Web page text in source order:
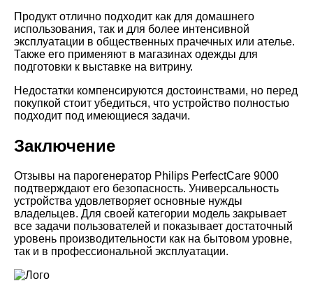
Продукт отлично подходит как для домашнего
использования, так и для более интенсивной
эксплуатации в общественных прачечных или ателье.
Также его применяют в магазинах одежды для
подготовки к выставке на витрину.
Недостатки компенсируются достоинствами, но перед
покупкой стоит убедиться, что устройство полностью
подходит под имеющиеся задачи.
Заключение
Отзывы на парогенератор Philips PerfectCare 9000
подтверждают его безопасность. Универсальность
устройства удовлетворяет основные нужды
владельцев. Для своей категории модель закрывает
все задачи пользователей и показывает достаточный
уровень производительности как на бытовом уровне,
так и в профессиональной эксплуатации.